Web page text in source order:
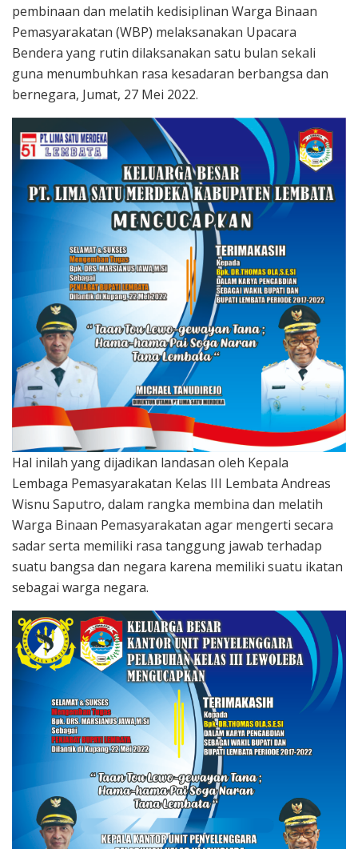
pembinaan dan melatih kedisiplinan Warga Binaan
Pemasyarakatan (WBP) melaksanakan Upacara
Bendera yang rutin dilaksanakan satu bulan sekali
guna menumbuhkan rasa kesadaran berbangsa dan
bernegara, Jumat, 27 Mei 2022.
Hal inilah yang dijadikan landasan oleh Kepala
Lembaga Pemasyarakatan Kelas III Lembata Andreas
Wisnu Saputro, dalam rangka membina dan melatih
Warga Binaan Pemasyarakatan agar mengerti secara
sadar serta memiliki rasa tanggung jawab terhadap
suatu bangsa dan negara karena memiliki suatu ikatan
sebagai warga negara.